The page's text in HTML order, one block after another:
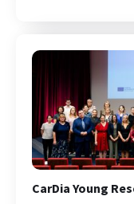
CarDia Young